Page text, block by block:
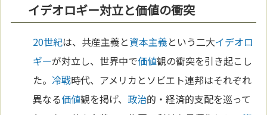
イデオロギー対立と価値の衝突
20世紀は、共産主義と資本主義という二大イデオロ
ギーが対立し、世界中で価値観の衝突を引き起こし
た。 冷戦時代、アメリカとソビエト連邦はそれぞれ
異なる価値観を掲げ、 政治的・経済的支配を巡って